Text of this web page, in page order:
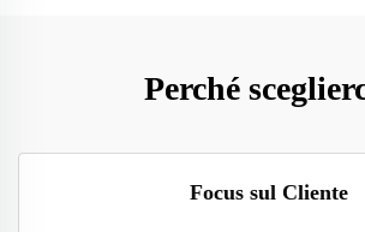
Perché
Focus sul Cliente